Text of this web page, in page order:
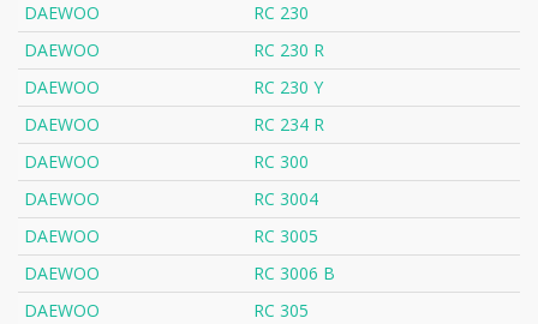
DAEWOO
RC 230
DAEWOO
RC 230 R
DAEWOO
RC 230 Y
DAEWOO
RC 234 R
DAEWOO
RC 300
DAEWOO
RC 3004
DAEWOO
RC 3005
DAEWOO
RC 3006 B
DAEWOO
RC 305